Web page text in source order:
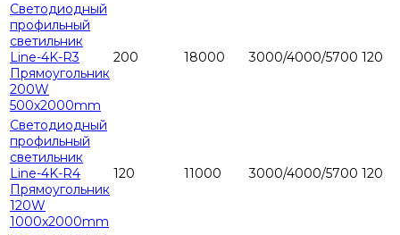
Светодиодный
профильный
светильник
Line-4K-R3
Прямоугольник
200W
500х2000mm
200 18000 3000/4000/5700 120
Светодиодный
профильный
светильник
Line-4K-R4
Прямоугольник
120W
1000х2000mm
120 11000 3000/4000/5700 120